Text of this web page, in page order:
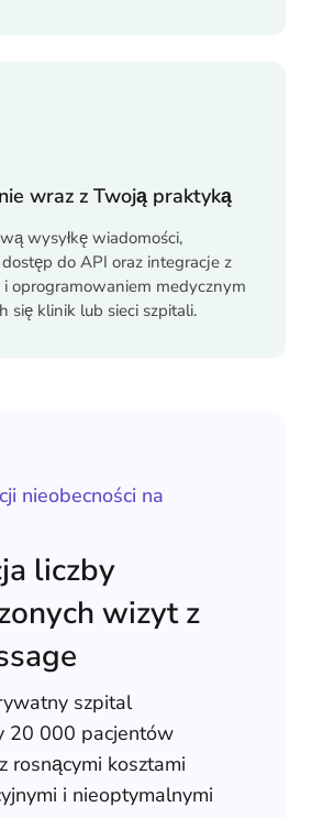
wraz z Twoją praktyką
wysyłkę wiadomości,
do API oraz integracje z
i oprogramowaniem medycznym
się klinik lub sieci szpitali.
nieobecności na
liczby
wizyt z
szpital
20 000 pacjentów
rosnącymi kosztami
i nieoptymalnymi